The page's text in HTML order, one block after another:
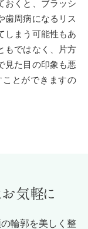
おくと、ブラッシ
歯周病になるリス
しまう可能性もあ
もではなく、片方
見た目の印象も悪
ことができますの
お気軽に
輪郭を美しく整